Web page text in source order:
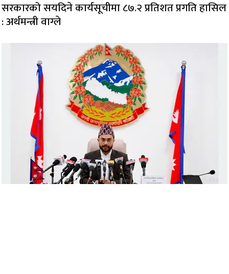
सरकारको सयदिने कार्यसूचीमा ८७.२ प्रतिशत प्रगति हासिल
: अर्थमन्त्री वाग्ले